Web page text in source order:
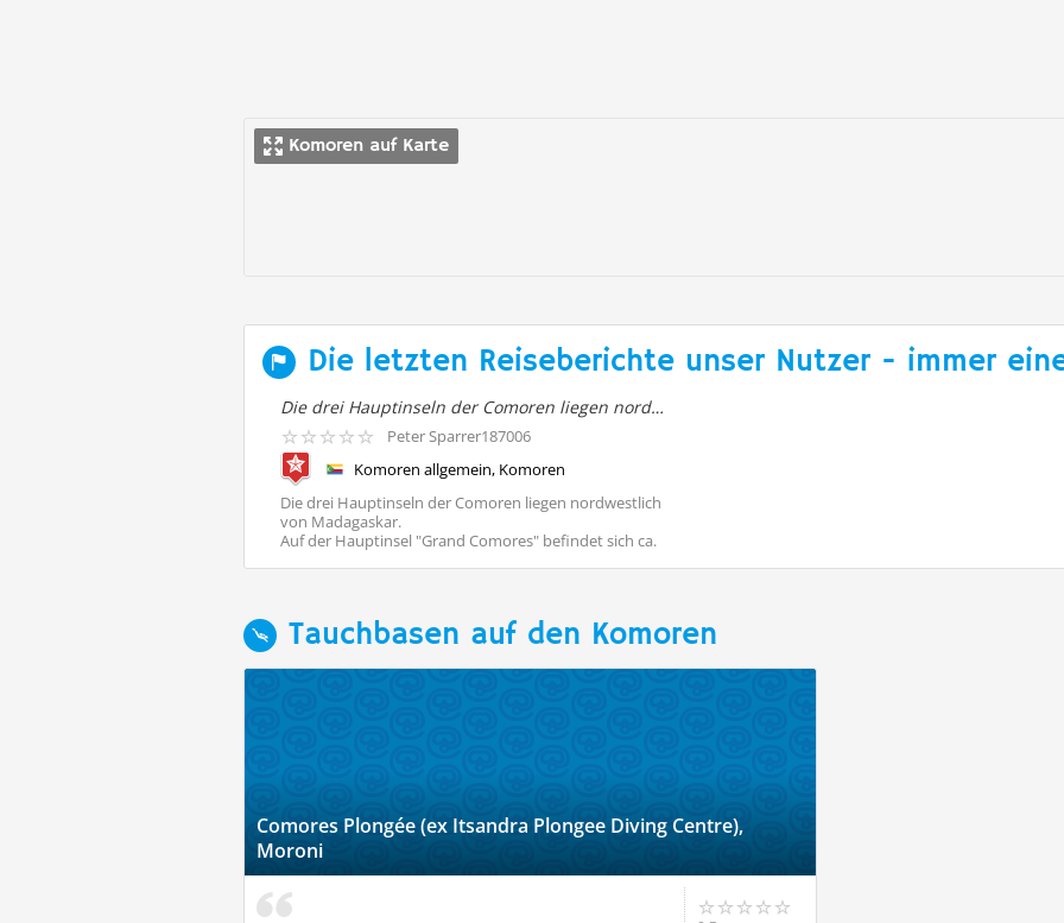
Komoren auf Karte
Die letzten Reiseberichte unser Nutzer - immer
Die drei Hauptinseln der Comoren liegen nordwestli
Peter Sparrer187006
Komoren allgemein, Komoren
Die drei Hauptinseln der Comoren liegen nordwestlich
von Madagaskar.
Auf der Hauptinsel "Grand Comores" befindet sich ca.
Tauchbasen auf den Komoren
Comores Plongée (ex Itsandra Plongee Diving Centre),
Moroni